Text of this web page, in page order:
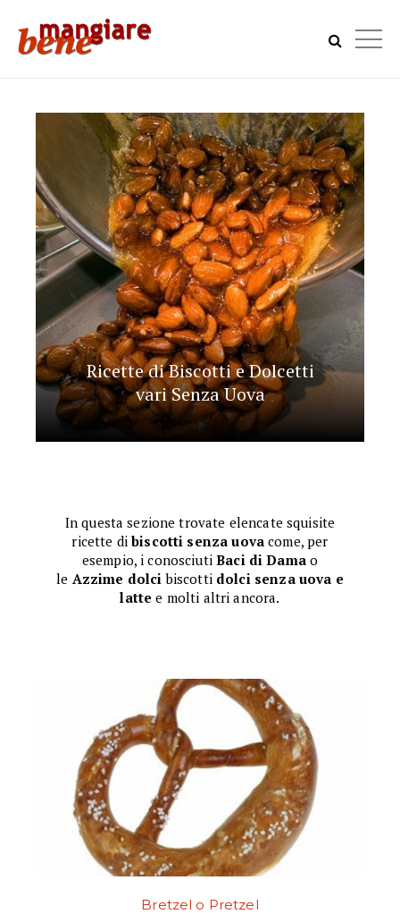
Ricette di Biscotti e Dolcetti
vari Senza Uova
In questa sezione trovate elencate squisite
ricette dibiscotti senza uova come, per
esempio, i conosciutiBaci di Damao
le Azzime dolci biscottidolci senza uova e
lattee molti altri ancora.
Bretzel o Pretzel